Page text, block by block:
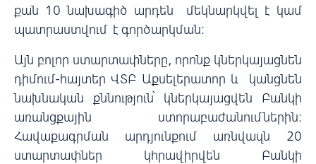
քան 10 նախագիծ արդեն մեկնարկվել է կամ
պատրաստվում է գործարկման։
Այն բոլոր ստարտափները, որոնք կներկայացնեն
դիմում-հայտեր ՎՏԲ Աքսելերատոր և կանցնեն
նախնական քննություն՝ կներկայացվեն Բանկի
առանցքային ստորաբաժանումներին։
Հավաքագրման արդյունքում առնվազն 20
ստարտափներ կհրավիրվեն Բանկի